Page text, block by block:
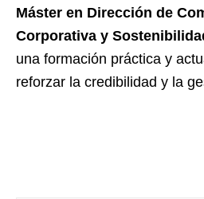
Máster en Dirección de
Corporativa y
una formación práctica y
reforzar la credibilidad y la